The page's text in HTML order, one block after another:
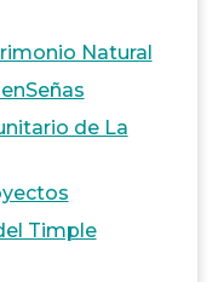
Natural
de La
Timple